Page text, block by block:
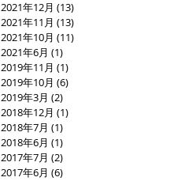
2021年12月 (13)
2021年11月 (13)
2021年10月 (11)
2021年6月 (1)
2019年11月 (1)
2019年10月 (6)
2019年3月 (2)
2018年12月 (1)
2018年7月 (1)
2018年6月 (1)
2017年7月 (2)
2017年6月 (6)